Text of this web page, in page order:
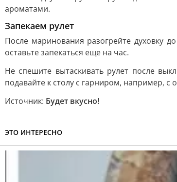
ароматами.
Запекаем рулет
После маринования разогрейте духовку
оставьте запекаться еще на час.
Не спешите вытаскивать рулет после
подавайте к столу с гарниром, например, с
Источник: Будет вкусно!
ЭТО ИНТЕРЕСНО